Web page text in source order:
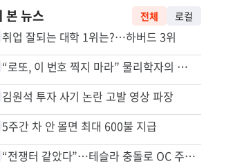
본 뉴스 전체 로컬
취업 잘되는 대학 1위는?…하버드 3위
“로또, 이 번호 찍지 마라” 물리학자의 당첨금 높이는 비밀
김원석 투자 사기 논란 고발 영상 파장
5주간 차 안 몰면 최대 600불 지급
“전쟁터 같았다”…테슬라 충돌로 OC 주택 4채 파손